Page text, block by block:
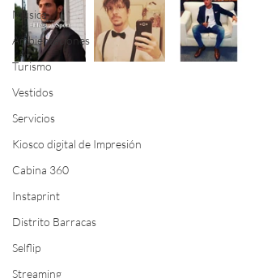
Música
Ambientaciones
Turismo
Vestidos
Servicios
Kiosco digital de Impresión
Cabina 360
Instaprint
Distrito Barracas
Selflip
Streaming